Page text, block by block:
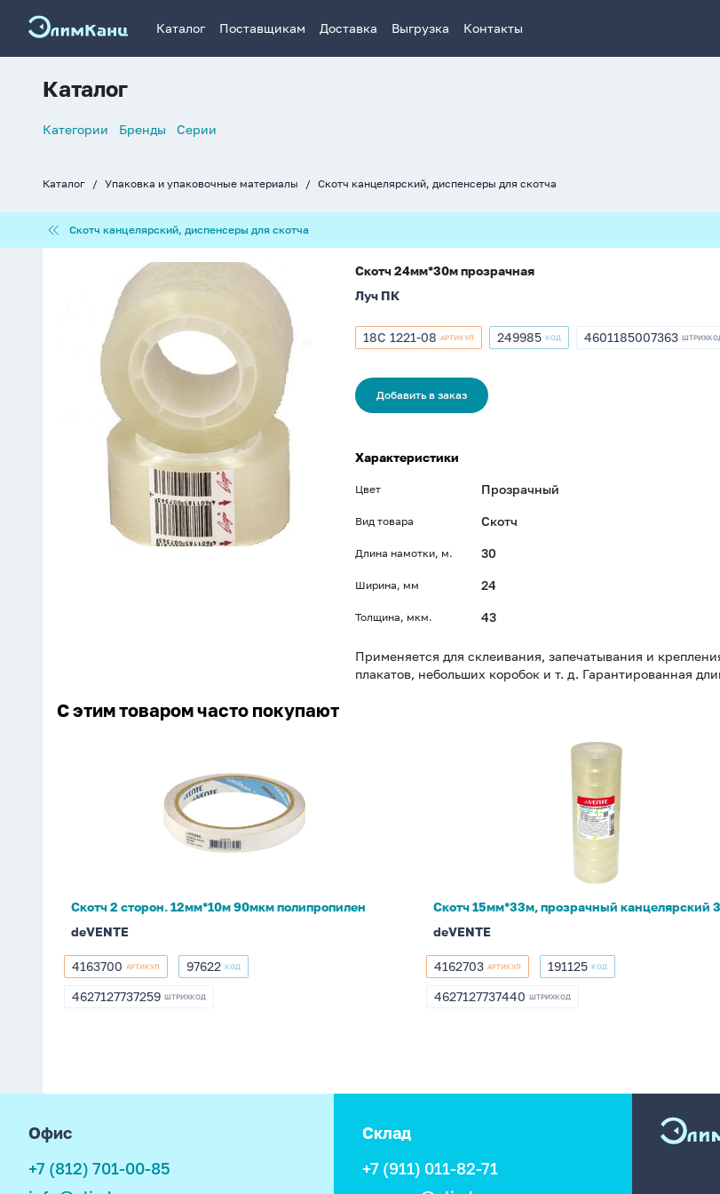
Каталог Поставщикам Доставка Выгрузка Контакты
Каталог
Список
Категории Бренды Серии
крошки
Каталог Упаковка и упаковочные материалы Скотч канцелярский, диспенсеры для скотча
канцелярский,
диспенсеры
Скотч канцелярский, диспенсеры для скотча
24мм*30м
прозрачная
Скотч 24мм*30м прозрачная
Луч ПК
Артикул
1221-
08
18С 1221-08 АРТИКУЛ
Артикул
249985 КОД
ШТРИХКОД
4601185007363
Добавить в заказ
Характеристики
Цвет Прозрачный
Вид товара Скотч
Длина намотки, м. 30
Ширина, мм 24
Толщина, мкм. 43
Применяется для склеивания, запечатывания и
плакатов, небольших коробок и т. д. Гарантированная
С этим товаром часто покупают
Скотч 2 сторон. 12мм*10м 90мкм полипропилен
deVENTE
4163700
4163700 АРТИКУЛ 97622
97622 КОД
4627127737259
4627127737259 ШТРИХКОД
Скотч 15мм*33м, прозрачный канцелярский
deVENTE
4162703
4162703 АРТИКУЛ 191125
191125 КОД
4627127737440
4627127737440 ШТРИХКОД
Офис
+7 (812) 701-00-85
Склад
+7 (911) 011-82-71